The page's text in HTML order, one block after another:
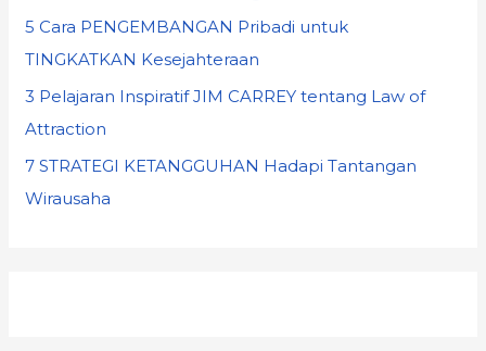
5 Cara PENGEMBANGAN Pribadi untuk
TINGKATKAN Kesejahteraan
3 Pelajaran Inspiratif JIM CARREY tentang Law of
Attraction
7 STRATEGI KETANGGUHAN Hadapi Tantangan
Wirausaha